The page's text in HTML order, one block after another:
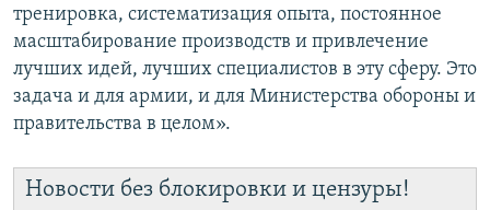
тренировка, систематизация опыта, постоянное
масштабирование производств и привлечение
лучших идей, лучших специалистов в эту сферу. Это
задача и для армии, и для Министерства обороны и
правительства в целом».
Новости без блокировки и цензуры!